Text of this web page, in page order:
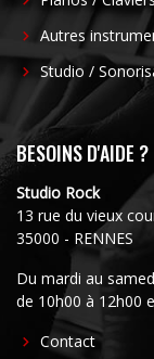
Autres
Studio /
BESOINS D'AIDE ?
Studio Rock
13 rue du vieux
35000 - RENNES
Du mardi au
de 10h00 à 12h00
FOOTER
Contact